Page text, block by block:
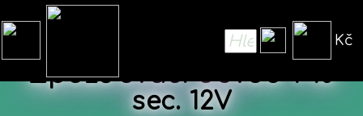
Kč
Zpožďovací obvod 1-10
sec. 12V